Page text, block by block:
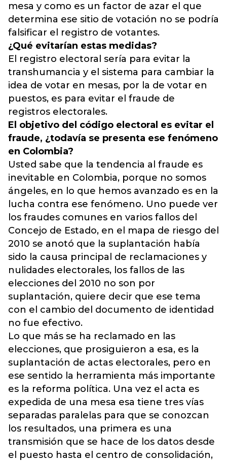
mesa y como es un factor de azar el que
determina ese sitio de votación no se podría
falsificar el registro de votantes.
¿Qué evitarían estas medidas?
El registro electoral sería para evitar la
transhumancia y el sistema para cambiar la
idea de votar en mesas, por la de votar en
puestos, es para evitar el fraude de
registros electorales.
El objetivo del código electoral es evitar el
fraude, ¿todavía se presenta ese fenómeno
en Colombia?
Usted sabe que la tendencia al fraude es
inevitable en Colombia, porque no somos
ángeles, en lo que hemos avanzado es en la
lucha contra ese fenómeno. Uno puede ver
los fraudes comunes en varios fallos del
Concejo de Estado, en el mapa de riesgo del
2010 se anotó que la suplantación había
sido la causa principal de reclamaciones y
nulidades electorales, los fallos de las
elecciones del 2010 no son por
suplantación, quiere decir que ese tema
con el cambio del documento de identidad
no fue efectivo.
Lo que más se ha reclamado en las
elecciones, que prosiguieron a esa, es la
suplantación de actas electorales, pero en
ese sentido la herramienta más importante
es la reforma política. Una vez el acta es
expedida de una mesa esa tiene tres vías
separadas paralelas para que se conozcan
los resultados, una primera es una
transmisión que se hace de los datos desde
el puesto hasta el centro de consolidación,